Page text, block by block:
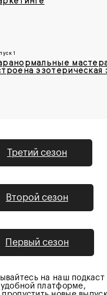
1
эзотерическая
Третий сезон
Второй сезон
Первый сезон
на наш подкаст
платформе,